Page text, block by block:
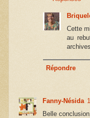
Cette
au
Répondre
Fanny-Nésida
Belle